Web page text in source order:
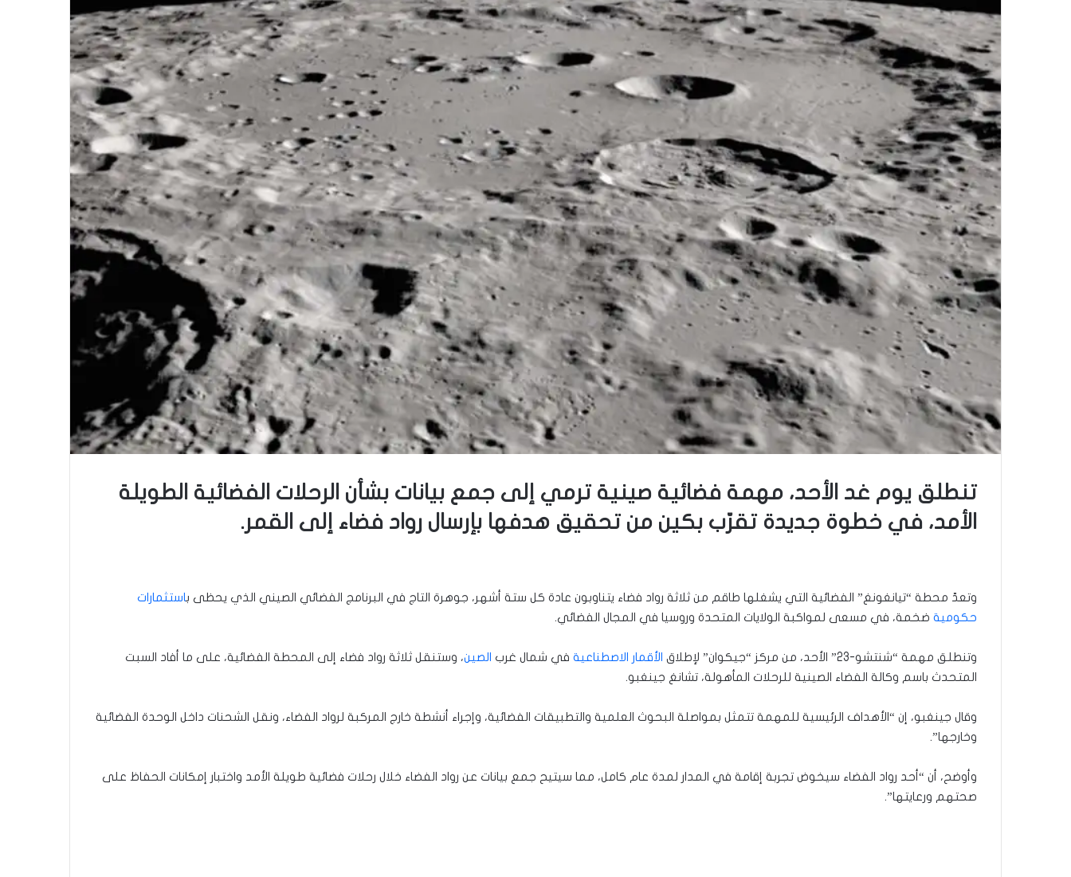
تنطلق يوم غد الأحد، مهمة فضائية صينية ترمي إلى جمع بيانات بشأن الرحلات الفضائية الطويلة
الأمد، في خطوة جديدة تقرّب بكين من تحقيق هدفها بإرسال رواد فضاء إلى القمر.
وتعدّ محطة “تيانغونغ” الفضائية التي يشغلها طاقم من ثلاثة رواد فضاء يتناوبون عادة كل ستة أشهر، جوهرة التاج في البرنامج الفضائي الصيني الذي يحظى باستثمارات
حكومية ضخمة، في مسعى لمواكبة الولايات المتحدة وروسيا في المجال الفضائي.
وتنطلق مهمة “شنتشو-23” الأحد، من مركز “جيكوان” لإطلاق الأقمار الاصطناعية في شمال غرب الصين، وستنقل ثلاثة رواد فضاء إلى المحطة الفضائية، على ما أفاد السبت
المتحدث باسم وكالة الفضاء الصينية للرحلات المأهولة، تشانغ جينغبو.
وقال جينغبو، إن “الأهداف الرئيسية للمهمة تتمثل بمواصلة البحوث العلمية والتطبيقات الفضائية، وإجراء أنشطة خارج المركبة لرواد الفضاء، ونقل الشحنات داخل الوحدة الفضائية
وخارجها”.
وأوضح، أن “أحد رواد الفضاء سيخوض تجربة إقامة في المدار لمدة عام كامل، مما سيتيح جمع بيانات عن رواد الفضاء خلال رحلات فضائية طويلة الأمد واختبار إمكانات الحفاظ على
صحتهم ورعايتها”.